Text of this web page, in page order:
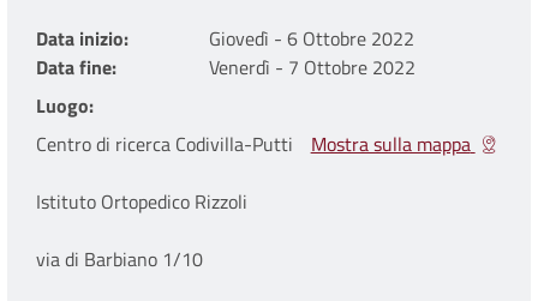
Data inizio
Giovedì - 6 Ottobre 2022
Data fine
Venerdì - 7 Ottobre 2022
Luogo
Centro di ricerca Codivilla-Putti
Istituto Ortopedico Rizzoli
via di Barbiano 1/10
Mostra sulla mappa